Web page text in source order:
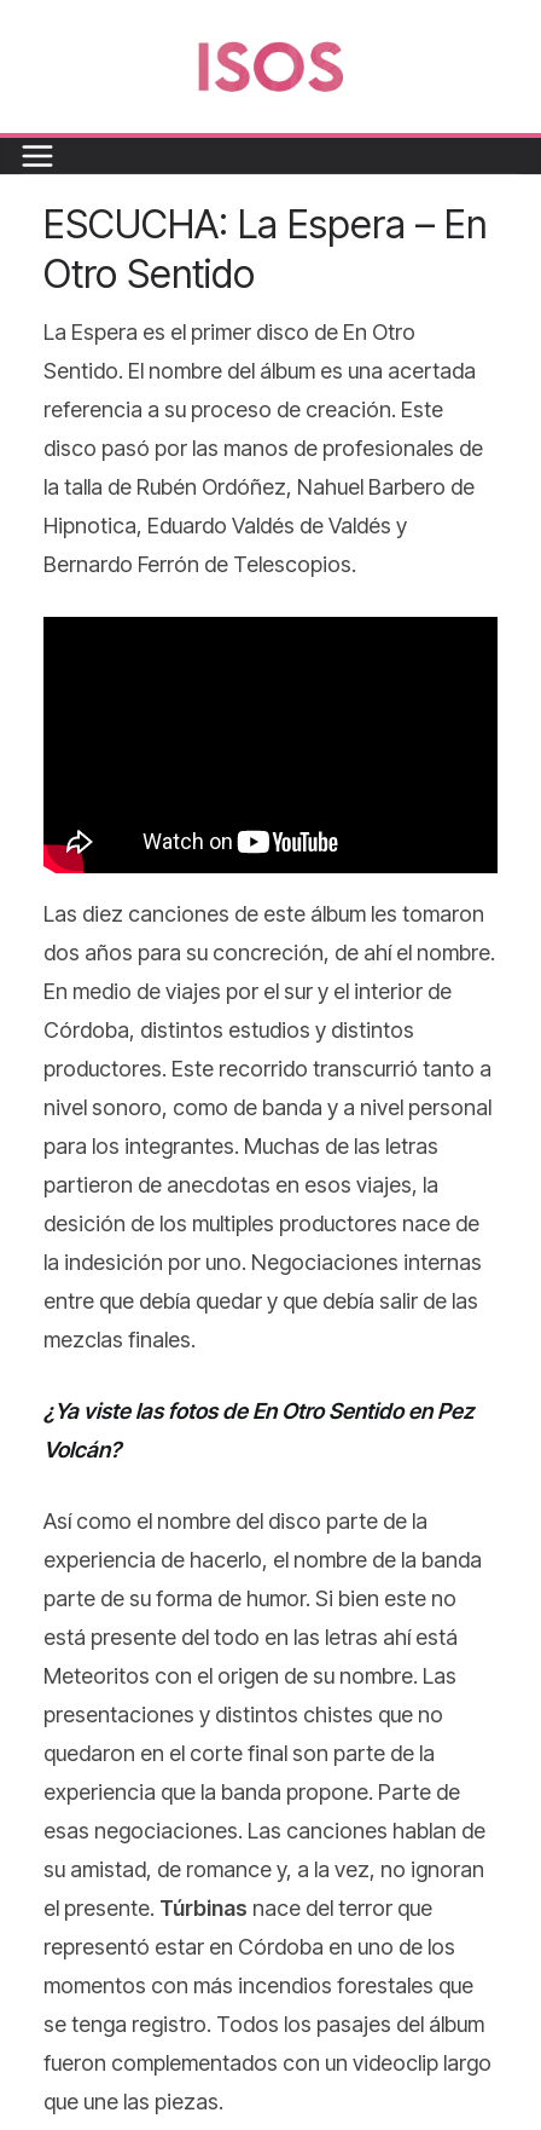
ESCUCHA: La Espera – En
Otro Sentido
La Espera es el primer disco de En Otro
Sentido. El nombre del álbum es una acertada
referencia a su proceso de creación. Este
disco pasó por las manos de profesionales de
la talla de Rubén Ordóñez, Nahuel Barbero de
Hipnotica, Eduardo Valdés de Valdés y
Bernardo Ferrón de Telescopios.
Las diez canciones de este álbum les tomaron
dos años para su concreción, de ahí el nombre.
En medio de viajes por el sur y el interior de
Córdoba, distintos estudios y distintos
productores. Este recorrido transcurrió tanto a
nivel sonoro, como de banda y a nivel personal
para los integrantes. Muchas de las letras
partieron de anecdotas en esos viajes, la
desición de los multiples productores nace de
la indesición por uno. Negociaciones internas
entre que debía quedar y que debía salir de las
mezclas finales.
¿Ya viste las fotos de En Otro Sentido en Pez
Volcán?
Así como el nombre del disco parte de la
experiencia de hacerlo, el nombre de la banda
parte de su forma de humor. Si bien este no
está presente del todo en las letras ahí está
Meteoritos con el origen de su nombre. Las
presentaciones y distintos chistes que no
quedaron en el corte final son parte de la
experiencia que la banda propone. Parte de
esas negociaciones. Las canciones hablan de
su amistad, de romance y, a la vez, no ignoran
el presente. Túrbinas nace del terror que
representó estar en Córdoba en uno de los
momentos con más incendios forestales que
se tenga registro. Todos los pasajes del álbum
fueron complementados con un videoclip largo
que une las piezas.